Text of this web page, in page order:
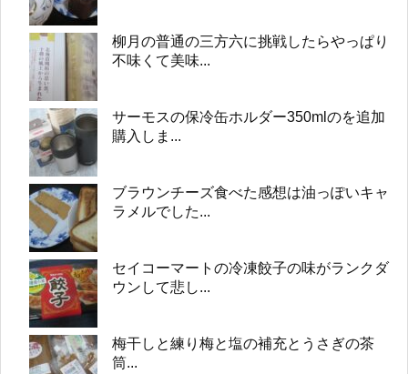
柳月の普通の三方六に挑戦したらやっぱり
不味くて美味...
サーモスの保冷缶ホルダー350mlのを追加
購入しま...
ブラウンチーズ食べた感想は油っぽいキャ
ラメルでした...
セイコーマートの冷凍餃子の味がランクダ
ウンして悲し...
梅干しと練り梅と塩の補充とうさぎの茶
筒...